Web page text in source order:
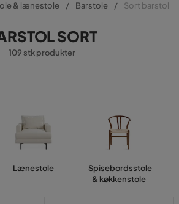
& lænestole Barstole Sort barstol
SORT
109 stk produkter
Lænestole
Spisebordsstole
& køkkenstole